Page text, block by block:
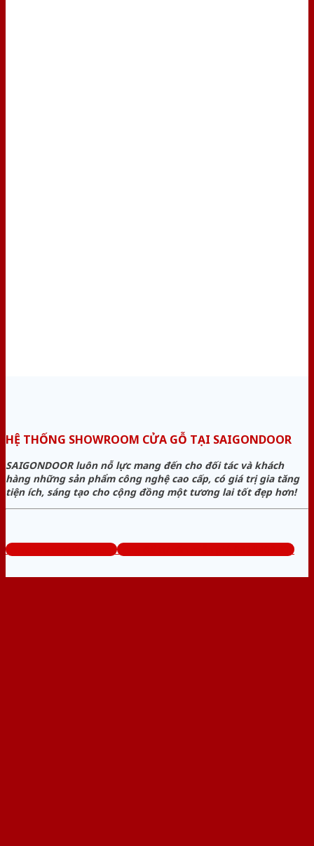
HỆ THỐNG SHOWROOM CỬA GỖ TẠI SAIGONDOOR
SAIGONDOOR luôn nỗ lực mang đến cho đối tác và khách
hàng những sản phẩm công nghệ cao cấp, có giá trị gia tăng
tiện ích, sáng tạo cho cộng đồng một tương lai tốt đẹp hơn!
www.bancuagodep.com Tổng đài tư vấn miễn phí: 0824.400.400